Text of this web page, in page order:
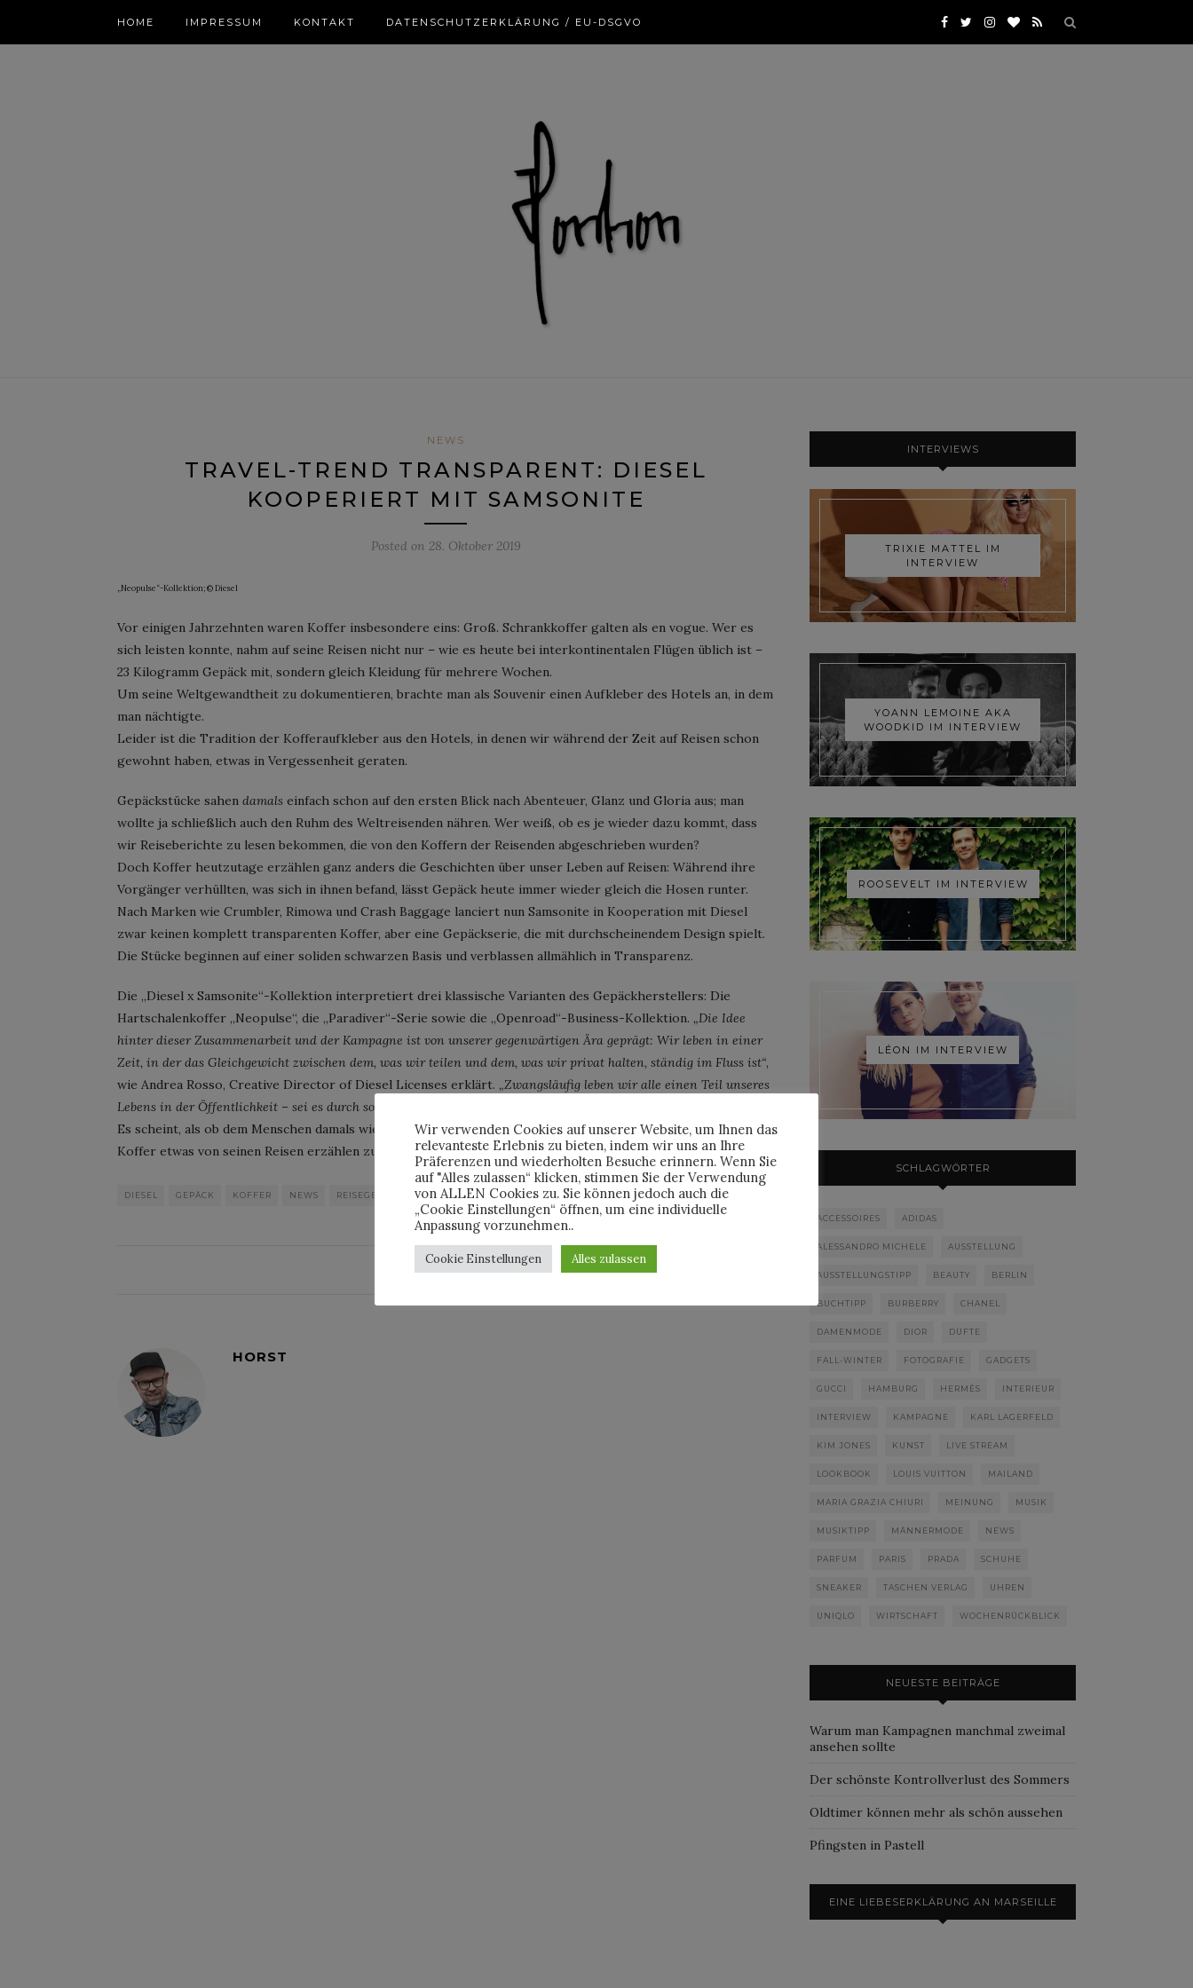
HOME IMPRESSUM KONTAKT DATENSCHUTZERKLÄRUNG / EU-DSGVO
NEWS
TRAVEL-TREND TRANSPARENT: DIESEL
KOOPERIERT MIT SAMSONITE
Posted on 28. Oktober 2019
„Neopulse“-Kollektion; © Diesel
Vor einigen Jahrzehnten waren Koffer insbesondere eins: Groß. Schrankkoffer galten als en vogue. Wer es
sich leisten konnte, nahm auf seine Reisen nicht nur – wie es heute bei interkontinentalen Flügen üblich ist –
23 Kilogramm Gepäck mit, sondern gleich Kleidung für mehrere Wochen.
Um seine Weltgewandtheit zu dokumentieren, brachte man als Souvenir einen Aufkleber des Hotels an, in dem
man nächtigte.
Leider ist die Tradition der Kofferaufkleber aus den Hotels, in denen wir während der Zeit auf Reisen schon
gewohnt haben, etwas in Vergessenheit geraten.
Gepäckstücke sahen damals einfach schon auf den ersten Blick nach Abenteuer, Glanz und Gloria aus; man
wollte ja schließlich auch den Ruhm des Weltreisenden nähren. Wer weiß, ob es je wieder dazu kommt, dass
wir Reiseberichte zu lesen bekommen, die von den Koffern der Reisenden abgeschrieben wurden?
Doch Koffer heutzutage erzählen ganz anders die Geschichten über unser Leben auf Reisen: Während ihre
Vorgänger verhüllten, was sich in ihnen befand, lässt Gepäck heute immer wieder gleich die Hosen runter.
Nach Marken wie Crumbler, Rimowa und Crash Baggage lanciert nun Samsonite in Kooperation mit Diesel
zwar keinen komplett transparenten Koffer, aber eine Gepäckserie, die mit durchscheinendem Design spielt.
Die Stücke beginnen auf einer soliden schwarzen Basis und verblassen allmählich in Transparenz.
Die „Diesel x Samsonite“-Kollektion interpretiert drei klassische Varianten des Gepäckherstellers: Die
Hartschalenkoffer „Neopulse“, die „Paradiver“-Serie sowie die „Openroad“-Business-Kollektion. „Die Idee
hinter dieser Zusammenarbeit und der Kampagne ist von unserer gegenwärtigen Ära geprägt: Wir leben in einer
Zeit, in der das Gleichgewicht zwischen dem, was wir teilen und dem, was wir privat halten, ständig im Fluss ist“,
wie Andrea Rosso, Creative Director of Diesel Licenses erklärt. „Zwangsläufig leben wir alle einen Teil unseres
Lebens in der Öffentlichkeit – sei es durch soziale Medien, unsere Arbeit, unsere sozialen Gruppen.“
Es scheint, als ob dem Menschen damals wie heute wichtig zu sein scheint, dem Beobachter durch seinen
Koffer etwas von seinen Reisen erzählen zu können …
DIESEL GEPÄCK KOFFER NEWS REISEGEPÄCK SAMSONITE
By HORST
HORST
INTERVIEWS
TRIXIE MATTEL IM
INTERVIEW
YOANN LEMOINE AKA
WOODKID IM INTERVIEW
ROOSEVELT IM INTERVIEW
LÉON IM INTERVIEW
SCHLAGWÖRTER
ACCESSOIRES ADIDAS
ALESSANDRO MICHELE AUSSTELLUNG
AUSSTELLUNGSTIPP BEAUTY BERLIN
BUCHTIPP BURBERRY CHANEL
DAMENMODE DIOR DÜFTE
FALL-WINTER FOTOGRAFIE GADGETS
GUCCI HAMBURG HERMÈS INTERIEUR
INTERVIEW KAMPAGNE KARL LAGERFELD
KIM JONES KUNST LIVE STREAM
LOOKBOOK LOUIS VUITTON MAILAND
MARIA GRAZIA CHIURI MEINUNG MUSIK
MUSIKTIPP MÄNNERMODE NEWS
PARFUM PARIS PRADA SCHUHE
SNEAKER TASCHEN VERLAG UHREN
UNIQLO WIRTSCHAFT WOCHENRÜCKBLICK
NEUESTE BEITRÄGE
Warum man Kampagnen manchmal zweimal
ansehen sollte
Der schönste Kontrollverlust des Sommers
Oldtimer können mehr als schön aussehen
Pfingsten in Pastell
EINE LIEBESERKLÄRUNG AN MARSEILLE
Wir verwenden Cookies auf unserer Website, um Ihnen das
relevanteste Erlebnis zu bieten, indem wir uns an Ihre
Präferenzen und wiederholten Besuche erinnern. Wenn Sie
auf "Alles zulassen“ klicken, stimmen Sie der Verwendung
von ALLEN Cookies zu. Sie können jedoch auch die
„Cookie Einstellungen“ öffnen, um eine individuelle
Anpassung vorzunehmen..
Cookie Einstellungen Alles zulassen